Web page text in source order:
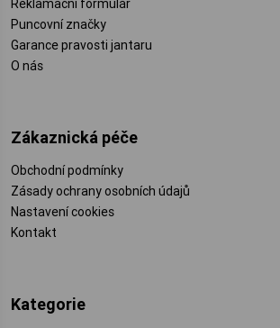
Reklamační formulář
Puncovní značky
Garance pravosti jantaru
O nás
Zákaznická péče
Obchodní podmínky
Zásady ochrany osobních údajů
Nastavení cookies
Kontakt
Kategorie